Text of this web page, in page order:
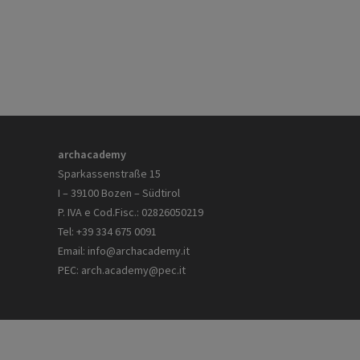
archacademy
Sparkassenstraße 15
I – 39100 Bozen – Südtirol
P. IVA e Cod.Fisc.: 02826050219
Tel: +39 334 675 0091
Email: info@archacademy.it
PEC: arch.academy@pec.it